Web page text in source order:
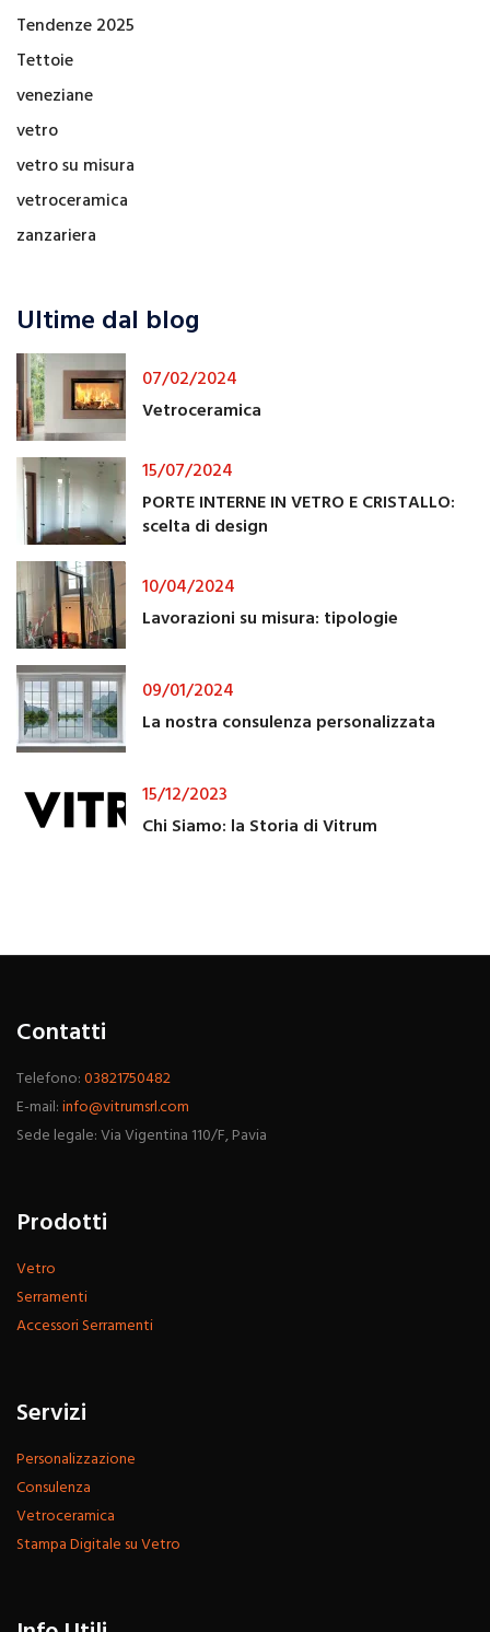
Tendenze 2025
Tettoie
veneziane
vetro
vetro su misura
vetroceramica
zanzariera
Ultime dal blog
07/02/2024
Vetroceramica
15/07/2024
PORTE INTERNE IN VETRO E CRISTALLO:
scelta di design
10/04/2024
Lavorazioni su misura: tipologie
09/01/2024
La nostra consulenza personalizzata
15/12/2023
Chi Siamo: la Storia di Vitrum
Contatti
Telefono:03821750482
E-mail:info@vitrumsrl.com
Sede legale: Via Vigentina 110/F, Pavia
Prodotti
Vetro
Serramenti
Accessori Serramenti
Servizi
Personalizzazione
Consulenza
Vetroceramica
Stampa Digitale su Vetro